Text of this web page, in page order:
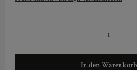
Produkt Anzahl: Gib den
In den Warenkorb